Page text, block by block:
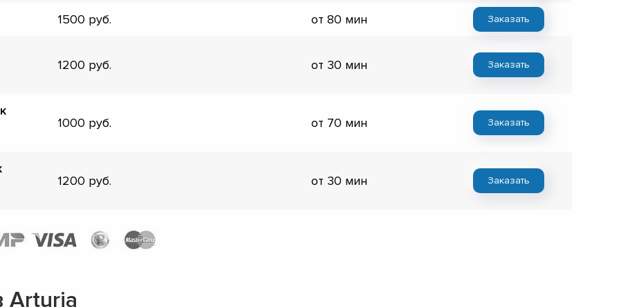
1500 от 80 мин Заказать
1200 от 30 мин Заказать
1000 от 70 мин Заказать
1200 от 30 мин Заказать
Arturia